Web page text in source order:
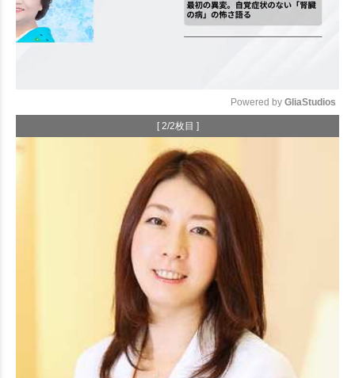
Powered by GliaStudios
[ 2/2枚目 ]